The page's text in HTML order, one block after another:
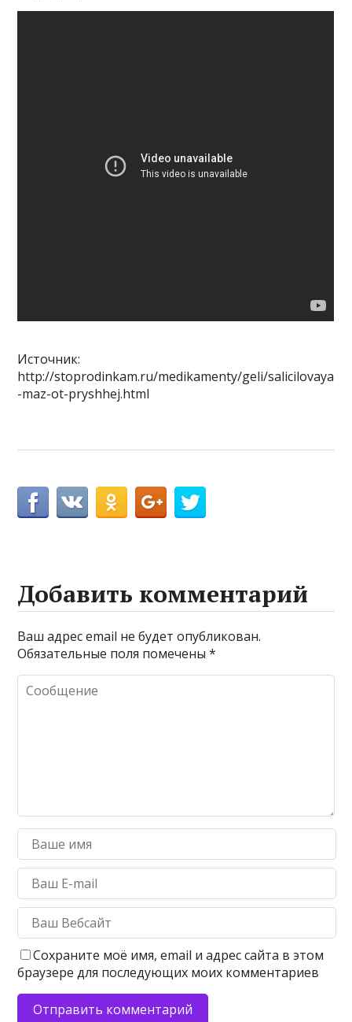
Источник:
http://stoprodinkam.ru/medikamenty/geli/salicilovaya
-maz-ot-pryshhej.html
Добавить комментарий
Ваш адрес email не будет опубликован.
Обязательные поля помечены*
Сохраните моё имя, email и адрес сайта в этом
браузере для последующих моих комментариев